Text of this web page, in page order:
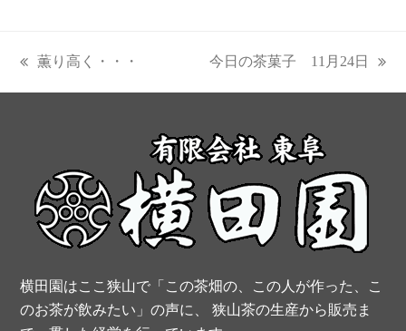
c
o
k
s
t
e
u
b
S
previous
post:
薫り高く・・・
next
post:
今日の茶菓子 11月24日
横田園はここ狭山で「この茶畑の、この人が作った、こ
のお茶が飲みたい」の声に、 狭山茶の生産から販売ま